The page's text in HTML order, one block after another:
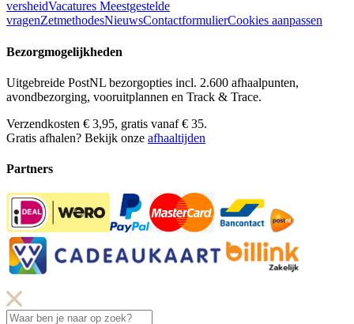
versheidVacatures Meestgestelde
vragenZetmethodesNieuwsContactformulierCookies aanpassen
Bezorgmogelijkheden
Uitgebreide PostNL bezorgopties incl. 2.600 afhaalpunten,
avondbezorging, vooruitplannen en Track & Trace.
Verzendkosten € 3,95, gratis vanaf € 35.
Gratis afhalen? Bekijk onze afhaaltijden
Partners